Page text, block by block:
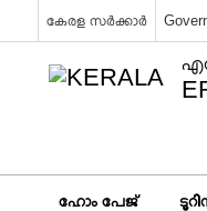
കേരള സർക്കാർ
ഹോം പേജ്